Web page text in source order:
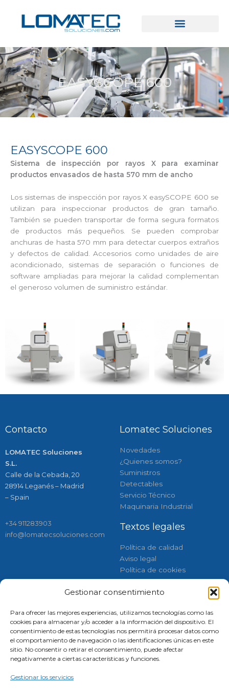
Gestionar consentimiento
Para ofrecer las mejores experiencias, utilizamos tecnologías como las
cookies para almacenar y/o acceder a la información del dispositivo. El
consentimiento de estas tecnologías nos permitirá procesar datos como
el comportamiento de navegación o las identificaciones únicas en este
sitio. No consentir o retirar el consentimiento, puede afectar
negativamente a ciertas características y funciones.
Gestionar los servicios
contenido
EASYSCOPE 600
EASYSCOPE 600
Sistema de inspección por rayos X para examinar
productos envasados de hasta 570 mm de ancho
Los sistemas de inspección por rayos X easySCOPE 600 se
utilizan para inspeccionar productos de gran tamaño.
También se pueden transportar de forma segura formatos
de productos más pequeños. Se pueden comprobar
anchuras de hasta 570 mm para detectar cuerpos extraños
y defectos de calidad. Accesorios como unidades de aire
acondicionado, sistemas de separación o funciones de
software ampliadas para mejorar la calidad complementan
el generoso volumen de suministro estándar.
Contacto
LOMATEC Soluciones
S.L.
Calle de la Cebada, 20
28914 Leganés – Madrid
– Spain
+34 911283903
info@lomatecsoluciones.com
Lomatec Soluciones
Novedades
¿Quienes somos?
Suministros
Detectables
Servicio Técnico
Maquinaria Industrial
Textos legales
Política de calidad
Aviso legal
Política de cookies
Instagram
Linkedin
Tiktok